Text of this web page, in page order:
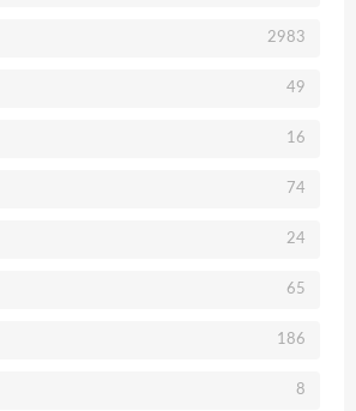
2983
49
16
74
24
65
186
8